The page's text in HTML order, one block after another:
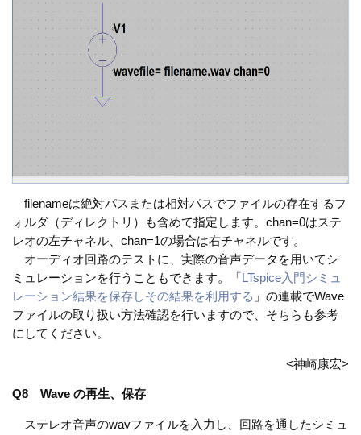
filenameは絶対パスまたは相対パスでファイルの存在するフ
ォルダ（ディレクトリ）も含めて指定します。chan=0はステ
レオの左チャネル、chan=1の場合は右チャネルです。
オーディオ回路のテストに、実際の音声データを用いてシ
ミュレーションを行うこともできます。「
LTspice入門シミュ
レーション結果を保存しその結果を利用する 」の連載でWave
ファイルの取り扱い方法確認を行いますので、そちらも参考
にしてください。
<神崎康宏>
Q8 Wave の再生、保存
ステレオ音声のwavファイルを入力し、回路を通したシミュ